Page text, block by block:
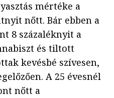
mértéke a
nőtt. Bár ebben a
8 százaléknyit a
és tiltott
kevésbé szívesen,
A 25 évesnél
nőtt a